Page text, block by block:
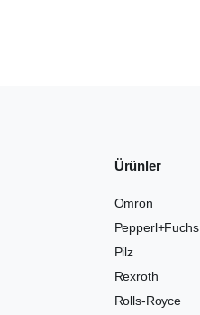
Ürünler
Omron
Pepperl+Fuchs
Pilz
Rexroth
Rolls-Royce